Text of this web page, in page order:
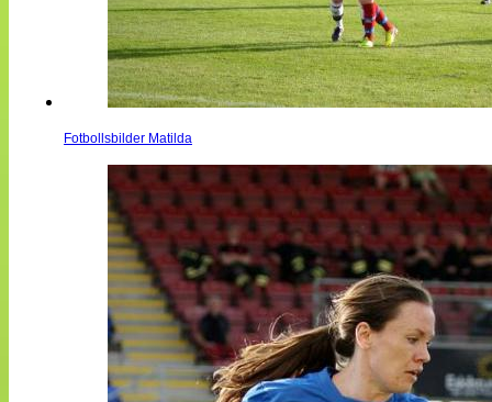
Statistik
Tipsa Damfotboll
Kontakt
Fotbollsbilder Matilda